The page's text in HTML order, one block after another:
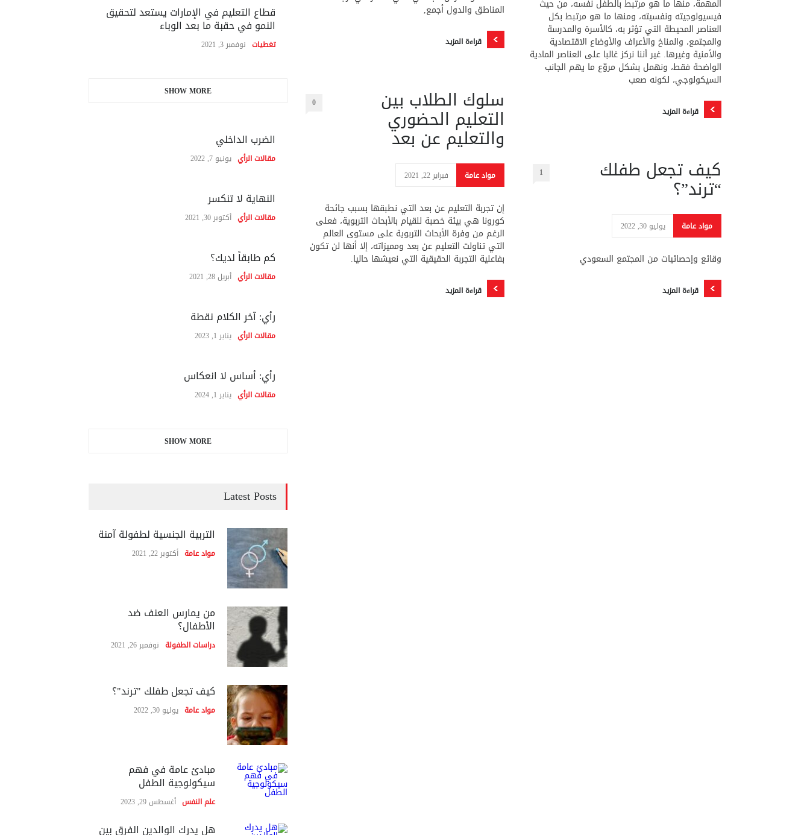
المهمة، منها ما هو مرتبط بالطفل نفسه، من حيث
فيسيولوجيته ونفسيته، ومنها ما هو مرتبط بكل
العناصر المحيطة التي تؤثر به، كالأسرة والمدرسة
والمجتمع، والمناخ والأعراف والأوضاع الاقتصادية
والأمنية وغيرها. غير أننا نركز غالبا على العناصر المادية
الواضحة فقط، ونهمل بشكل مروّع ما يهم الجانب
السيكولوجي، لكونه صعب
قراءة المزيد
كيف تجعل طفلك
“ترند”؟
1
مواد عامة يوليو 30, 2022
وقائع وإحصائيات من المجتمع السعودي
قراءة المزيد
المناطق والدول أجمع,
قراءة المزيد
سلوك الطلاب بين
التعليم الحضوري
والتعليم عن بعد
0
مواد عامة فبراير 22, 2021
إن تجربة التعليم عن بعد التي نطبقها بسبب جائحة
كورونا هي بيئة خصبة للقيام بالأبحاث التربوية، فعلى
الرغم من وفرة الأبحاث التربوية على مستوى العالم
التي تناولت التعليم عن بعد ومميزاته، إلا أنها لن تكون
بفاعلية التجربة الحقيقية التي نعيشها حاليا.
قراءة المزيد
قطاع التعليم في الإمارات يستعد لتحقيق
النمو في حقبة ما بعد الوباء
تغطيات نوفمبر 3, 2021
SHOW MORE
الضرب الداخلي
مقالات الرأي يونيو 7, 2022
النهاية لا تنكسر
مقالات الرأي أكتوبر 30, 2021
كم طابقاً لديك؟
مقالات الرأي أبريل 28, 2021
رأي: آخر الكلام نقطة
مقالات الرأي يناير 1, 2023
رأي: أساس لا انعكاس
مقالات الرأي يناير 1, 2024
SHOW MORE
Latest Posts
التربية الجنسية لطفولة آمنة
مواد عامة أكتوبر 22, 2021
من يمارس العنف ضد
الأطفال؟
دراسات الطفولة نوفمبر 26, 2021
كيف تجعل طفلك "ترند"؟
مواد عامة يوليو 30, 2022
مبادئ عامة في فهم
سيكولوجية الطفل
علم النفس أغسطس 29, 2023
هل يدرك الوالدين الفرق بين